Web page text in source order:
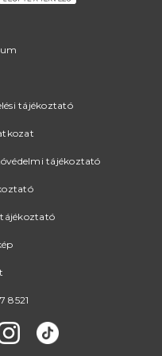
tájékoztató
tájékoztató
tájékoztató
8521